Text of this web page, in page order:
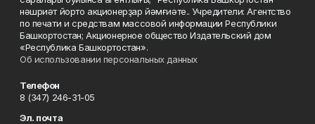
нәшриәт йорто акционерҙар йәмғиәте.. Учредители: Агентство
по печати и средствам массовой информации Республики
Башкортостан; Акционерное общество Издательский дом
«Республика Башкортостан».
Об использовании персональных данных
Телефон
8 (347) 246-31-05
Эл. почта